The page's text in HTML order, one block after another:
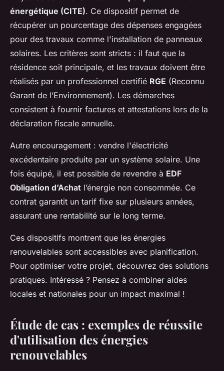
énergétique (CITE). Ce dispositif permet de
récupérer un pourcentage des dépenses engagées
pour des travaux comme l'installation de panneaux
solaires. Les critères sont stricts : il faut que la
résidence soit principale, et les travaux doivent être
réalisés par un professionnel certifié RGE (Reconnu
Garant de l’Environnement). Les démarches
consistent à fournir factures et attestations lors de la
déclaration fiscale annuelle.
Autre encouragement : vendre l'électricité
excédentaire produite par un système solaire. Une
fois équipé, il est possible de revendre à EDF
Obligation d’Achat l’énergie non consommée. Ce
contrat garantit un tarif fixe sur plusieurs années,
assurant une rentabilité sur le long terme.
Ces dispositifs montrent que les énergies
renouvelables sont accessibles avec planification.
Pour optimiser votre projet, découvrez des solutions
pratiques. Intéressé ? Pensez à combiner aides
locales et nationales pour un impact maximal !
Étude de cas : exemples de réussite
d'utilisation des énergies
renouvelables